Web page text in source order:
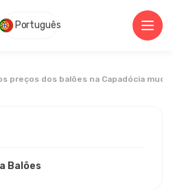
Português
preços dos balões na Capadócia
Balões